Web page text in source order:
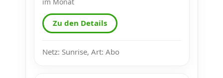
Zu den Details
Netz: Sunrise, Art: Abo